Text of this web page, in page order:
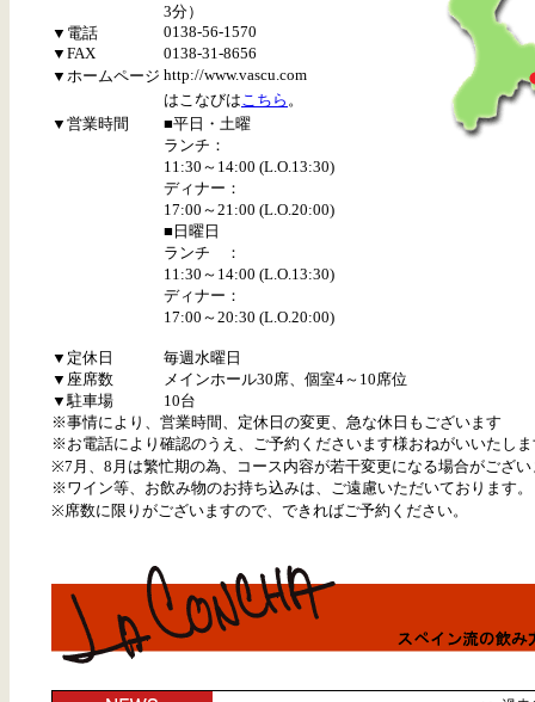
3分）
▼電話
0138-56-1570
▼FAX
0138-31-8656
▼ホームページ http://www.vascu.com
はこなびはこちら 。
▼営業時間
■平日・土曜
ランチ：
11:30～14:00 (L.O.13:30)
ディナー：
17:00～21:00 (L.O.20:00)
■日曜日
ランチ ：
11:30～14:00 (L.O.13:30)
ディナー：
17:00～20:30 (L.O.20:00)
▼定休日
毎週水曜日
▼座席数
メインホール30席、個室4～10席位
▼駐車場
10台
※事情により、営業時間、定休日の変更、急な休日もございます
※お電話により確認のうえ、ご予約くださいます様おねがいいたし
※7月、8月は繁忙期の為、コース内容が若干変更になる場合がござい
※ワイン等、お飲み物のお持ち込みは、ご遠慮いただいております。
※席数に限りがございますので、できればご予約ください。